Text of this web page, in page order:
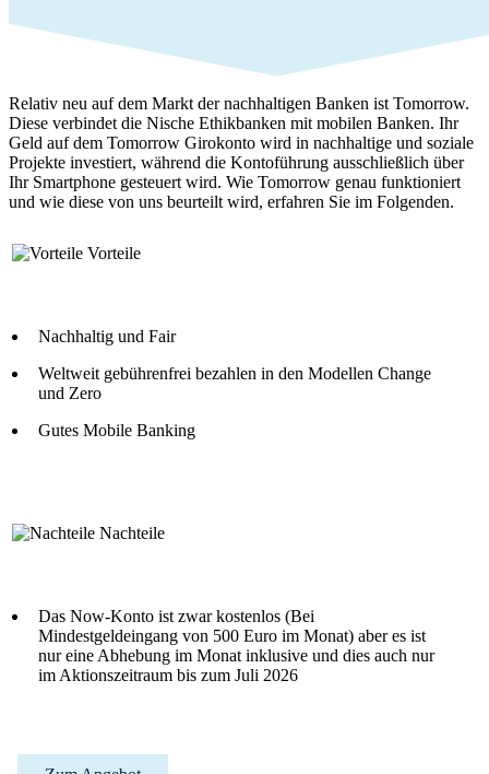
Relativ neu auf dem Markt der nachhaltigen Banken ist Tomorrow.
Diese verbindet die Nische Ethikbanken mit mobilen Banken. Ihr
Geld auf dem Tomorrow Girokonto wird in nachhaltige und soziale
Projekte investiert, während die Kontoführung ausschließlich über
Ihr Smartphone gesteuert wird. Wie Tomorrow genau funktioniert
und wie diese von uns beurteilt wird, erfahren Sie im Folgenden.
Vorteile
Nachhaltig und Fair
Weltweit gebührenfrei bezahlen in den Modellen Change
und Zero
Gutes Mobile Banking
Nachteile
Das Now-Konto ist zwar kostenlos (Bei
Mindestgeldeingang von 500 Euro im Monat) aber es ist
nur eine Abhebung im Monat inklusive und dies auch nur
im Aktionszeitraum bis zum Juli 2026